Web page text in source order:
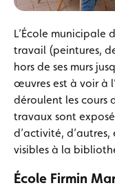
L’École municipale
travail (peintures,
hors de ses murs
œuvres est à voir à
déroulent les cours
travaux sont
d’activité,
visibles à la
École Firmin